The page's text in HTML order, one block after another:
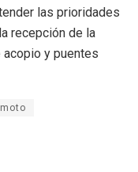
las prioridades
recepción de la
y puentes